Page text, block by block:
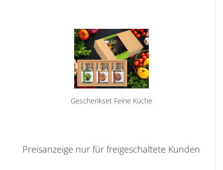
Geschenkset Feine Küche
Preisanzeige nur für freigeschaltete Kunden